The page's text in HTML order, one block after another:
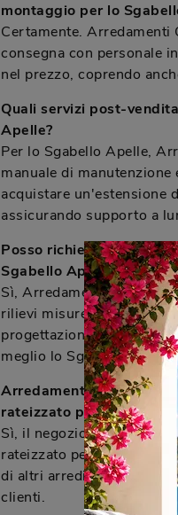
montaggio per lo
Certamente.
consegna con personale
nel prezzo, coprendo
Quali servizi post-
Apelle?
Per lo Sgabello Apelle,
manuale di
acquistare un'estensione
assicurando supporto a
Posso richiedere una
Sgabello Apelle a
Sì, Arredamenti Caprotti
rilievi misure anche a
progettazione 3D con
meglio lo Sgabello Apelle
Arredamenti Caprotti
rateizzato per l'acquisto
Sì, il negozio offre
rateizzato per facilitare
di altri arredi, rendendo il
clienti.